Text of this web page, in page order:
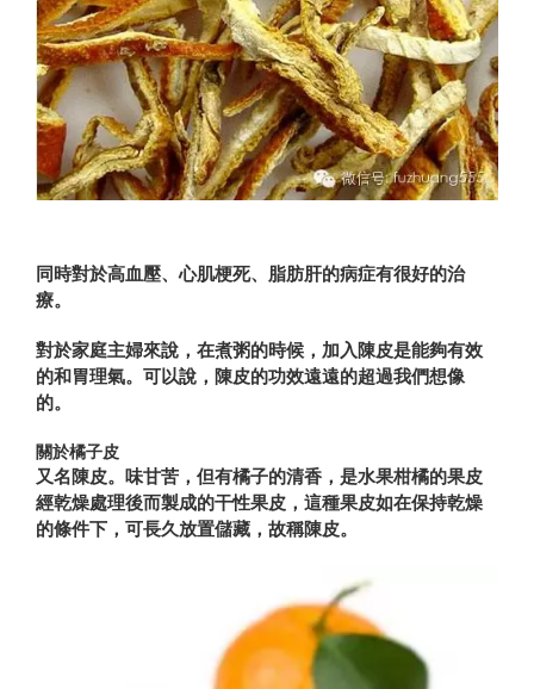
同時對於高血壓、心肌梗死、脂肪肝的病症有很好的治
療。
對於家庭主婦來說，在煮粥的時候，加入陳皮是能夠有效
的和胃理氣。可以說，陳皮的功效遠遠的超過我們想像
的。
關於橘子皮
又名陳皮。味甘苦，但有橘子的清香，是水果柑橘的果皮
經乾燥處理後而製成的干性果皮，這種果皮如在保持乾燥
的條件下，可長久放置儲藏，故稱陳皮。